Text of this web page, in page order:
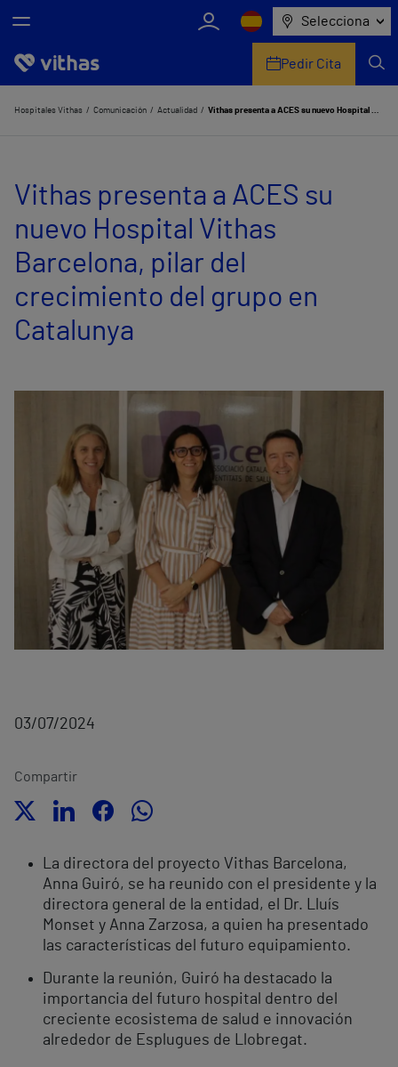
Selecciona
Nosotros
Servicios de salud
Equipo médico y asistencial
Comunicación
Pedir Cita
Hospitales Vithas Comunicación Actualidad Vithas presenta a ACES su nuevo Hospital Vithas Barcelona, pilar del crecimiento del grupo en Catalunya
Vithas presenta a ACES su
nuevo Hospital Vithas
Barcelona, pilar del
crecimiento del grupo en
Catalunya
03/07/2024
Compartir
La directora del proyecto Vithas Barcelona,
Anna Guiró, se ha reunido con el presidente y la
directora general de la entidad, el Dr. Lluís
Monset y Anna Zarzosa, a quien ha presentado
las características del futuro equipamiento.
Durante la reunión, Guiró ha destacado la
importancia del futuro hospital dentro del
creciente ecosistema de salud e innovación
alrededor de Esplugues de Llobregat.